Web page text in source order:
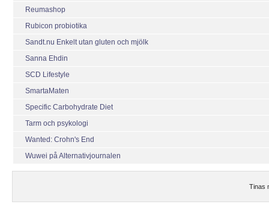
Reumashop
Rubicon probiotika
Sandt.nu Enkelt utan gluten och mjölk
Sanna Ehdin
SCD Lifestyle
SmartaMaten
Specific Carbohydrate Diet
Tarm och psykologi
Wanted: Crohn's End
Wuwei på Alternativjournalen
Tinas